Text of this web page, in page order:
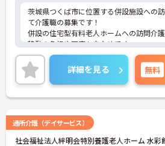
茨城県つくば市に位置する併設施設への
て介護職の募集です！
併設の住宅型有料老人ホームへの訪問介
移動の負担や不安も少なめです。
年間休日114日★お休み多めなので、プラ
の時間もしっかり確保できます！
クリニックが併設されておりますでの、
ご興味ある方には、面接対策ポイントな
詳細をお話しいたしますのでお気軽にご
詳細を見る 無料
通所介護（デイサービス）
社会福祉法人絆明会特別養護老人ホーム 水彩